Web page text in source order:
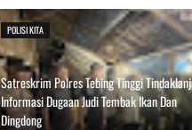
POLISI KITA
Satreskrim Polres Tebing Tinggi
Informasi Dugaan Judi Tembak Ikan Dan
Dingdong